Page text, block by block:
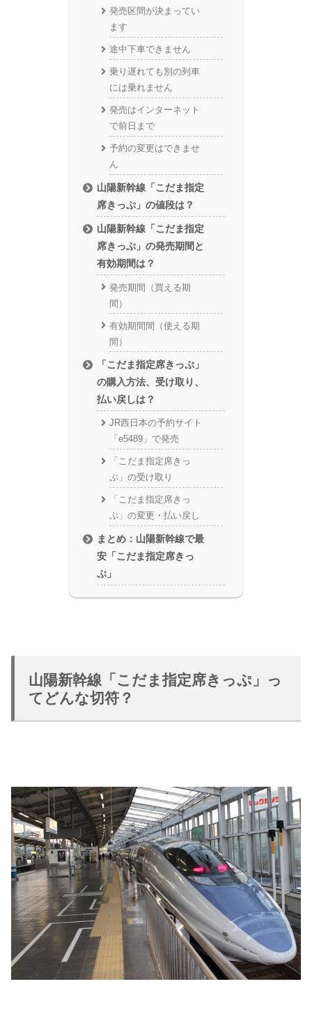
発売区間が決まってい
ます
途中下車できません
乗り遅れても別の列車
には乗れません
発売はインターネット
で前日まで
予約の変更はできませ
ん
山陽新幹線「こだま指定
席きっぷ」の値段は？
山陽新幹線「こだま指定
席きっぷ」の発売期間と
有効期間は？
発売期間（買える期
間）
有効期間間（使える期
間）
「こだま指定席きっぷ」
の購入方法、受け取り、
払い戻しは？
JR西日本の予約サイト
「e5489」で発売
「こだま指定席きっ
ぷ」の受け取り
「こだま指定席きっ
ぷ」の変更・払い戻し
まとめ：山陽新幹線で最
安「こだま指定席きっ
ぷ」
山陽新幹線「こだま指定席きっぷ」っ
てどんな切符？